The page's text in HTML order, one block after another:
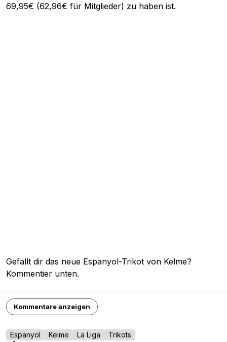
69,95€ (62,96€ für Mitglieder) zu haben ist.
Gefällt dir das neue Espanyol-Trikot von Kelme?
Kommentier unten.
Kommentare anzeigen
Espanyol Kelme La Liga
Trikots